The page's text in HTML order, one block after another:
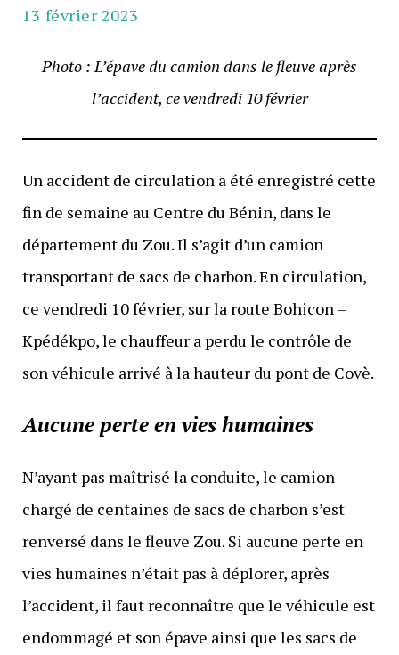
13 février 2023
Photo : L’épave du camion dans le fleuve après
l’accident, ce vendredi 10 février
Un accident de circulation a été enregistré cette
fin de semaine au Centre du Bénin, dans le
département du Zou. Il s’agit d’un camion
transportant de sacs de charbon. En circulation,
ce vendredi 10 février, sur la route Bohicon –
Kpédékpo, le chauffeur a perdu le contrôle de
son véhicule arrivé à la hauteur du pont de Covè.
Aucune perte en vies humaines
N’ayant pas maîtrisé la conduite, le camion
chargé de centaines de sacs de charbon s’est
renversé dans le fleuve Zou. Si aucune perte en
vies humaines n’était pas à déplorer, après
l’accident, il faut reconnaître que le véhicule est
endommagé et son épave ainsi que les sacs de